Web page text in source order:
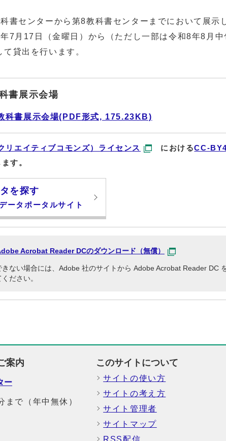
書センターから第8教科書センターまでにおいて展示
7月17日（金曜日）から（ただし一部は令和8年8月中
貸出を行います。
書展示会場
科書展示会場(PDF形式, 175.23KB)
リエイティブコモンズ）ライセンス におけるCC-
す。
を探す
ータポータルサイト
Acrobat Reader DCのダウンロード（無償）
きない場合には、Adobe 社のサイトから Adobe Acrobat Reader DC
ださい。
案内
ー
で（年中無休）
このサイトについて
サイトの使い方
サイトの考え方
サイト管理者
サイトマップ